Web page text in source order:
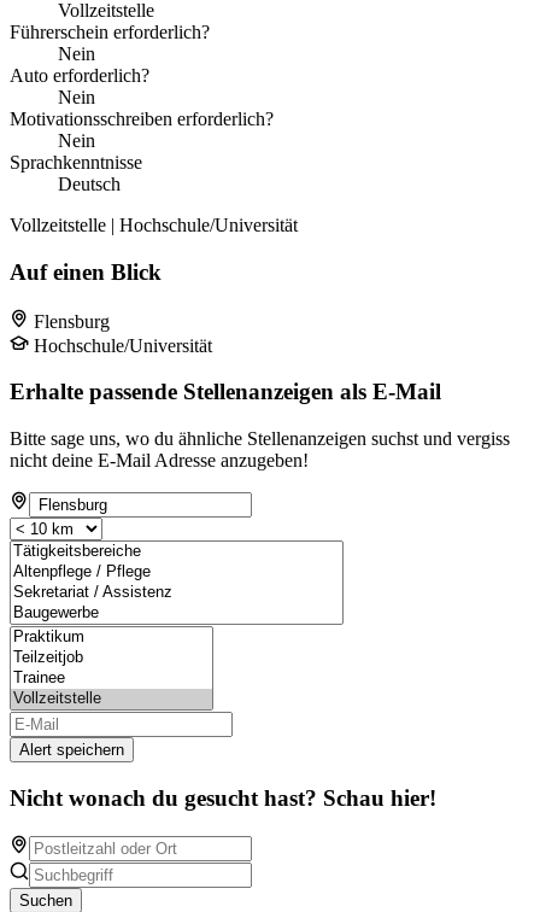
Vollzeitstelle
Führerschein erforderlich?
Nein
Auto erforderlich?
Nein
Motivationsschreiben erforderlich?
Nein
Sprachkenntnisse
Deutsch
Vollzeitstelle | Hochschule/Universität
Auf einen Blick
Flensburg
Hochschule/Universität
Erhalte passende Stellenanzeigen als E-Mail
Bitte sage uns, wo du ähnliche Stellenanzeigen suchst und vergiss
nicht deine E-Mail Adresse anzugeben!
Alert speichern
Nicht wonach du gesucht hast? Schau hier!
Suchen